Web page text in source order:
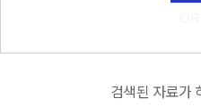
검색된 자료가